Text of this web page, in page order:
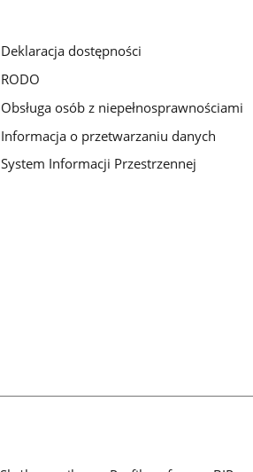
Deklaracja dostępności
RODO
Obsługa osób z niepełnosprawnościami
Informacja o przetwarzaniu danych
System Informacji Przestrzennej